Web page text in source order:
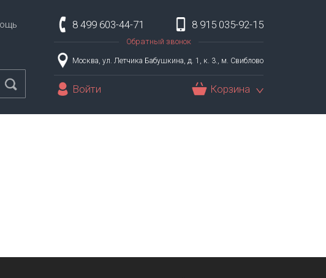
8 499 603-44-71 8 915 035-92-15
Обратный звонок
Москва, ул. Летчика Бабушкина, д. 1, к. 3., м. Свиблово
Войти Корзина